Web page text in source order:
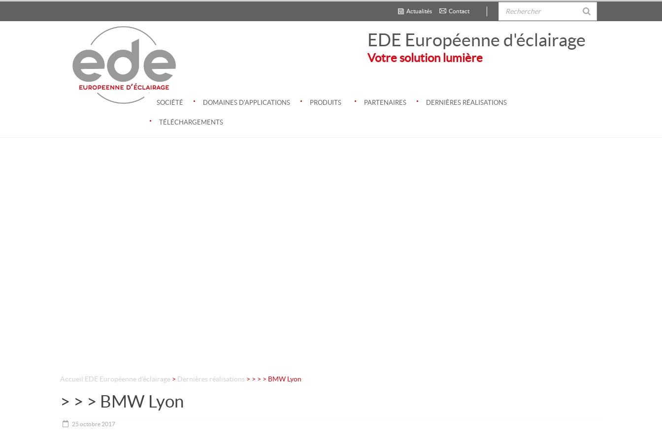
Contact
Actualités
EDE Européenne d'éclairage
Votre solution lumière
SOCIÉTÉ . DOMAINES D'APPLICATIONS . PRODUITS . PARTENAIRES . DERNIÈRES RÉALISATIONS
. TÉLÉCHARGEMENTS
Accueil EDE Européenne d'éclairage > Dernières réalisations > > > > BMW Lyon
> > > BMW Lyon
25 octobre 2017